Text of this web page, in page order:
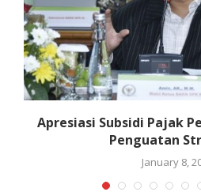
Apresiasi Subsidi Pajak
Penguatan
January 8,